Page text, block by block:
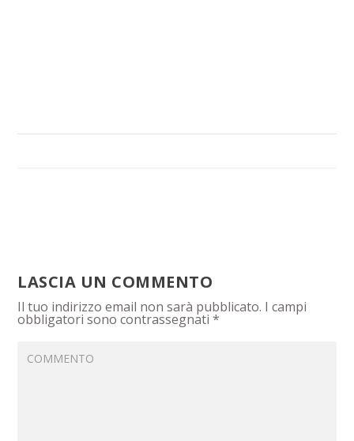
LASCIA UN COMMENTO
Il tuo indirizzo email non sarà pubblicato. I campi
obbligatori sono contrassegnati*